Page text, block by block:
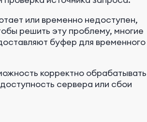
или временно недоступен,
решить эту проблему, многие
буфер для временного
корректно обрабатывать
сервера или сбои